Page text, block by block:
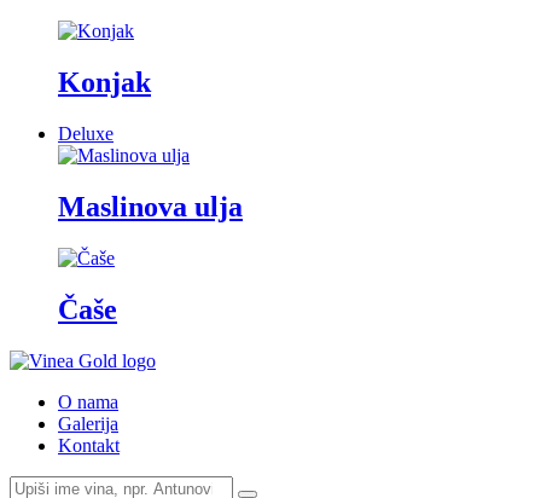
Konjak
Deluxe
Maslinova ulja
Čaše
O nama
Galerija
Kontakt